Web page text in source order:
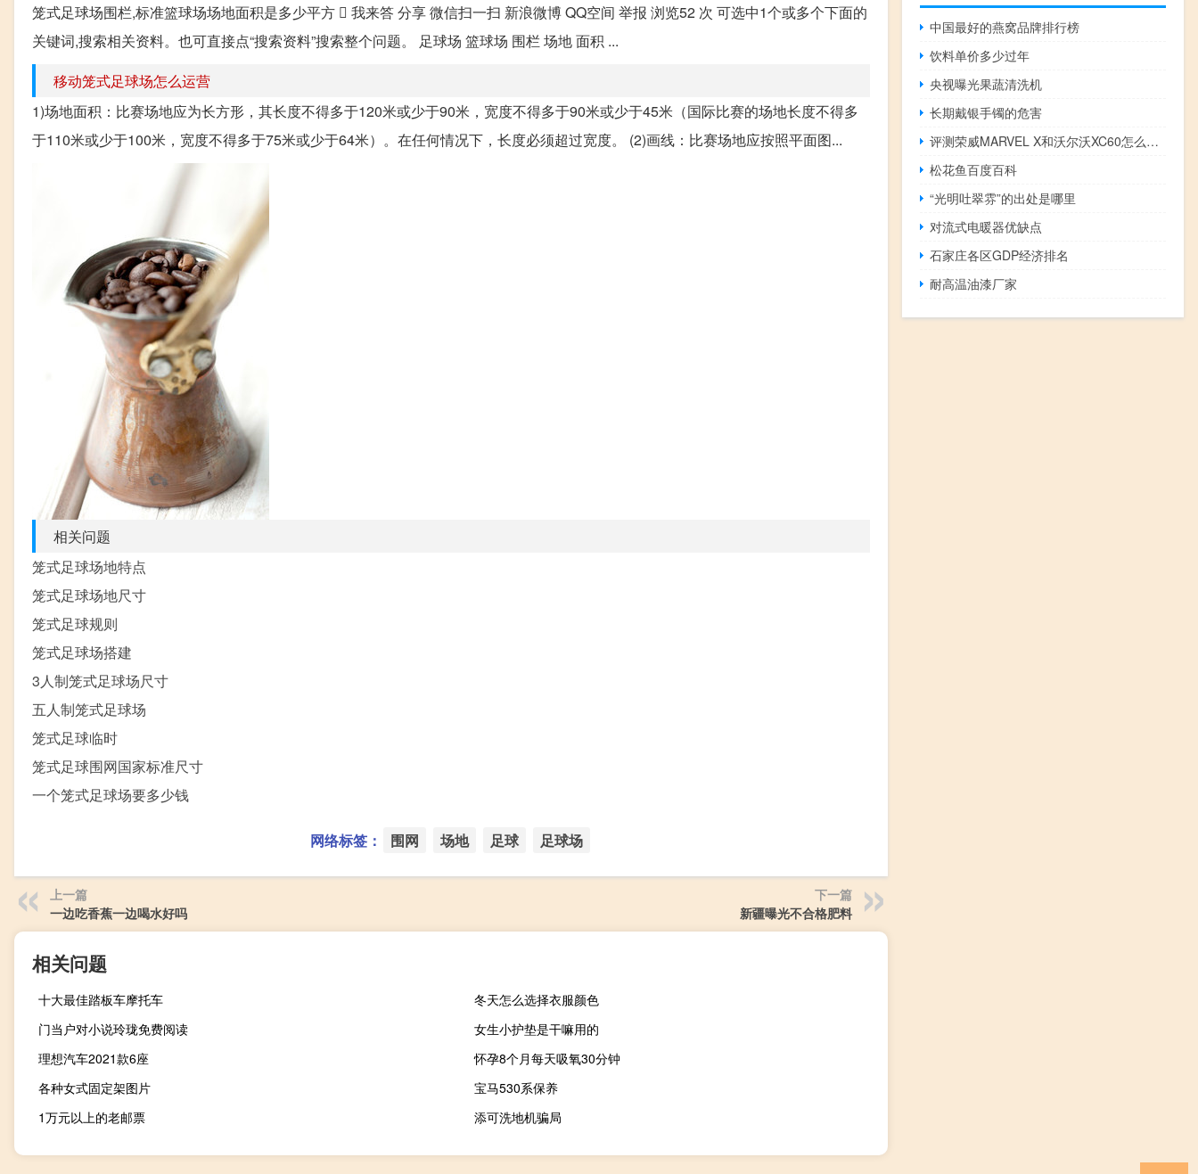
笼式足球场围栏,标准篮球场场地面积是多少平方  我来答 分享 微信扫一扫 新浪微博 QQ空间 举报 浏览52 次 可选中1个或多个下面的
关键词,搜索相关资料。也可直接点“搜索资料”搜索整个问题。 足球场 篮球场 围栏 场地 面积 ...
移动笼式足球场怎么运营
1)场地面积：比赛场地应为长方形，其长度不得多于120米或少于90米，宽度不得多于90米或少于45米（国际比赛的场地长度不得多
于110米或少于100米，宽度不得多于75米或少于64米）。在任何情况下，长度必须超过宽度。 (2)画线：比赛场地应按照平面图...
相关问题
笼式足球场地特点
笼式足球场地尺寸
笼式足球规则
笼式足球场搭建
3人制笼式足球场尺寸
五人制笼式足球场
笼式足球临时
笼式足球围网国家标准尺寸
一个笼式足球场要多少钱
网络标签： 围网 场地 足球 足球场
上一篇
一边吃香蕉一边喝水好吗
下一篇
新疆曝光不合格肥料
相关问题
十大最佳踏板车摩托车
冬天怎么选择衣服颜色
门当户对小说玲珑免费阅读
女生小护垫是干嘛用的
理想汽车2021款6座
怀孕8个月每天吸氧30分钟
各种女式固定架图片
宝马530系保养
1万元以上的老邮票
添可洗地机骗局
中国最好的燕窝品牌排行榜
饮料单价多少过年
央视曝光果蔬清洗机
长期戴银手镯的危害
评测荣威MARVEL X和沃尔沃XC60怎么样及宝骏560多少钱
松花鱼百度百科
“光明吐翠雰”的出处是哪里
对流式电暖器优缺点
石家庄各区GDP经济排名
耐高温油漆厂家